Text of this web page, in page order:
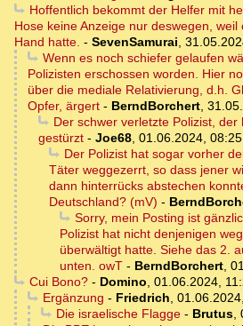
Hoffentlich bekommt der Helfer mit
Hose keine Anzeige nur deswegen,
Hand hatte. - SevenSamurai,
Wenn es noch schiefer gelaufen
Polizisten erschossen worden. Hier
über die mediale Relativierung, d.h.
Opfer, ärgert - BerndBorchert,
Der schwer verletzte Polizist,
gestürzt - Joe68, 01.06.2024, 08:25
Der Polizist hat sogar vorher
Täter weggezerrt, so dass jener
dann hinterrücks abstechen
Deutschland? (mV) -
Sorry, mein Posting ist
Polizist hat nicht denjenigen
überwältigt hatte. Siehe das 2.
unten. owT - BerndBorchert,
Cui Bono?- Domino, 01.06.2024,
Ergänzung - Friedrich,
Die israelische Flagge- Brutus,